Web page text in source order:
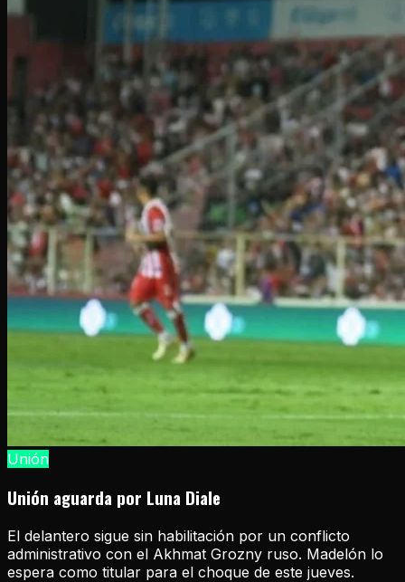
Unión
Unión aguarda por Luna Diale
El delantero sigue sin habilitación por un conflicto
administrativo con el Akhmat Grozny ruso. Madelón lo
espera como titular para el choque de este jueves.